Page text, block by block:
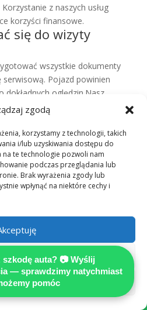
zgodą
korzystamy z technologii, takich
i/lub uzyskiwania dostępu do
te technologie pozwoli nam
podczas przeglądania lub
Brak wyrażenia zgody lub
wpłynąć na niektóre cechy i
Odmów
preferencje
z naszych usług
korzyści finansowe.
się do wizyty
wszystkie dokumenty
Pojazd powinien
dokładnych oględzin.Nasz
inspekcję.
oceny
od typu pojazdu i zakresu
trwa zwykle 1-2 godziny.
spraw lub konieczności
może się wydłużyć.
o ewentualnych
pytania
zakresu naszych usług,
szkodę auta? 📷 Wyślij
— sprawdzimy natychmiast
pomóc